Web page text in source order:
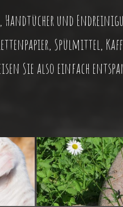
Handtücher und
Spülmittel,
Sie also einfach